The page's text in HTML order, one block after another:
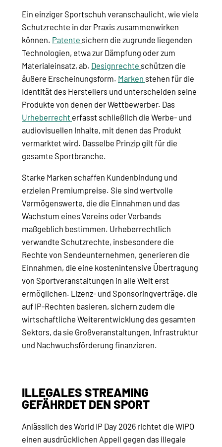
Ein einziger Sportschuh veranschaulicht, wie viele
Schutzrechte in der Praxis zusammenwirken
können. Patente sichern die zugrunde liegenden
Technologien, etwa zur Dämpfung oder zum
Materialeinsatz, ab. Designrechte schützen die
äußere Erscheinungsform. Marken stehen für die
Identität des Herstellers und unterscheiden seine
Produkte von denen der Wettbewerber. Das
Urheberrecht erfasst schließlich die Werbe- und
audiovisuellen Inhalte, mit denen das Produkt
vermarktet wird. Dasselbe Prinzip gilt für die
gesamte Sportbranche.
Starke Marken schaffen Kundenbindung und
erzielen Premiumpreise. Sie sind wertvolle
Vermögenswerte, die die Einnahmen und das
Wachstum eines Vereins oder Verbands
maßgeblich bestimmen. Urheberrechtlich
verwandte Schutzrechte, insbesondere die
Rechte von Sendeunternehmen, generieren die
Einnahmen, die eine kostenintensive Übertragung
von Sportveranstaltungen in alle Welt erst
ermöglichen. Lizenz- und Sponsoringverträge, die
auf IP-Rechten basieren, sichern zudem die
wirtschaftliche Weiterentwicklung des gesamten
Sektors, da sie Großveranstaltungen, Infrastruktur
und Nachwuchsförderung finanzieren.
ILLEGALES STREAMING
GEFÄHRDET DEN SPORT
Anlässlich des World IP Day 2026 richtet die WIPO
einen ausdrücklichen Appell gegen das illegale